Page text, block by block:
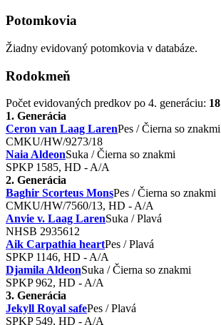
Potomkovia
Žiadny evidovaný potomkovia v databáze.
Rodokmeň
Počet evidovaných predkov po 4. generáciu: 18
1. Generácia
Ceron van Laag LarenPes / Čierna so znakmi
CMKU/HW/9273/18
Naia AldeonSuka / Čierna so znakmi
SPKP 1585, HD - A/A
2. Generácia
Baghir Scorteus MonsPes / Čierna so znakmi
CMKU/HW/7560/13, HD - A/A
Anvie v. Laag LarenSuka / Plavá
NHSB 2935612
Aik Carpathia heartPes / Plavá
SPKP 1146, HD - A/A
Djamila AldeonSuka / Čierna so znakmi
SPKP 962, HD - A/A
3. Generácia
Jekyll Royal safePes / Plavá
SPKP 549, HD - A/A